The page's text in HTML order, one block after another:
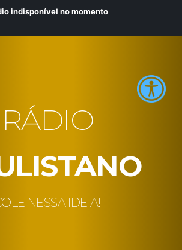
RÁDIO
NESSA IDEIA!